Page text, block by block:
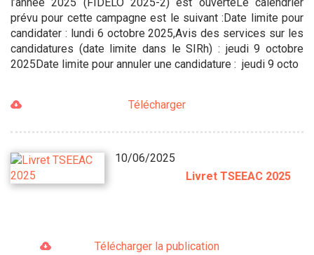
prévu pour cette campagne est le suivant :Date limite pour
candidater : lundi 6 octobre 2025,Avis des services sur les
candidatures (date limite dans le SIRh) : jeudi 9 octobre
2025Date limite pour annuler une candidature : jeudi 9 octo
Télécharger
10/06/2025
Livret TSEEAC 2025
Télécharger la publication